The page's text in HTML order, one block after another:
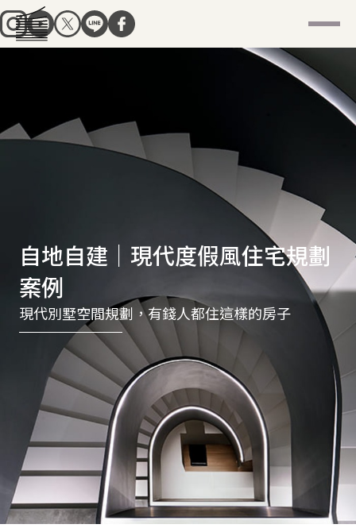
自地自建｜現代度假風住宅規劃
案例
現代別墅空間規劃，有錢人都住這樣的房子